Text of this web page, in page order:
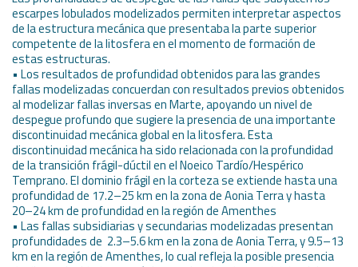
escarpes lobulados modelizados permiten interpretar aspectos
de la estructura mecánica que presentaba la parte superior
competente de la litosfera en el momento de formación de
estas estructuras.
• Los resultados de profundidad obtenidos para las grandes
fallas modelizadas concuerdan con resultados previos obtenidos
al modelizar fallas inversas en Marte, apoyando un nivel de
despegue profundo que sugiere la presencia de una importante
discontinuidad mecánica global en la litosfera. Esta
discontinuidad mecánica ha sido relacionada con la profundidad
de la transición frágil-dúctil en el Noeico Tardío/Hespérico
Temprano. El dominio frágil en la corteza se extiende hasta una
profundidad de 17.2–25 km en la zona de Aonia Terra y hasta
20–24 km de profundidad en la región de Amenthes
• Las fallas subsidiarias y secundarias modelizadas presentan
profundidades de 2.3–5.6 km en la zona de Aonia Terra, y 9.5–13
km en la región de Amenthes, lo cual refleja la posible presencia